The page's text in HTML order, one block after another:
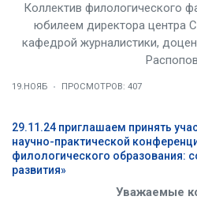
Коллектив филологического
юбилеем директора
кафедрой журналистики,
19.НОЯБ ПРОСМОТРОВ: 407
29.11.24 приглашаем принять
научно-практической
филологического образования:
развития»
Уважаемые